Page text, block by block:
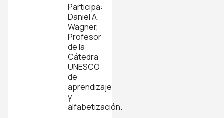
Participa:
Daniel A.
Wagner,
Profesor
de la
Cátedra
UNESCO
de
aprendizaje
y
alfabetización.